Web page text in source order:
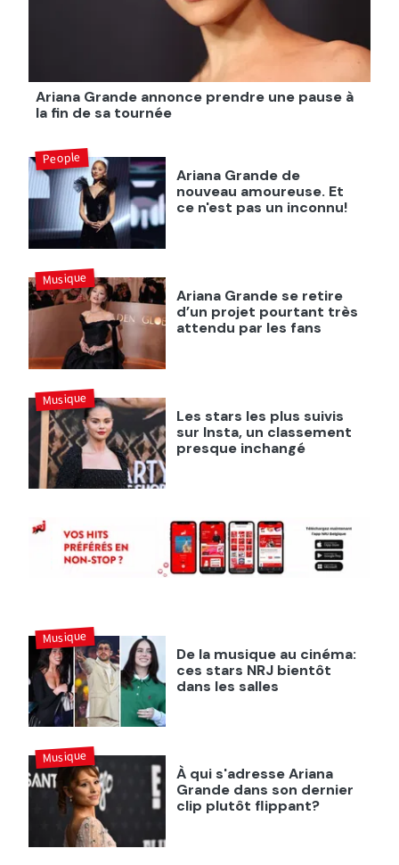
Ariana Grande annonce prendre une pause à
la fin de sa tournée
Ariana Grande de
nouveau amoureuse. Et
ce n'est pas un inconnu!
People
Ariana Grande se retire
d’un projet pourtant très
attendu par les fans
Musique
Les stars les plus suivis
sur Insta, un classement
presque inchangé
Musique
De la musique au cinéma:
ces stars NRJ bientôt
dans les salles
Musique
À qui s'adresse Ariana
Grande dans son dernier
clip plutôt flippant?
Musique